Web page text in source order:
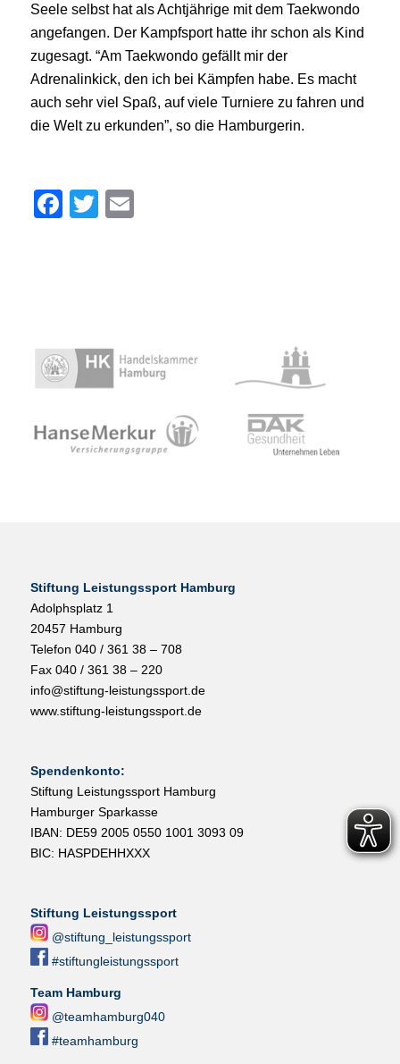
Seele selbst hat als Achtjährige mit dem Taekwondo
angefangen. Der Kampfsport hatte ihr schon als Kind
zugesagt. “Am Taekwondo gefällt mir der
Adrenalinkick, den ich bei Kämpfen habe. Es macht
auch sehr viel Spaß, auf viele Turniere zu fahren und
die Welt zu erkunden”, so die Hamburgerin.
Facebook
Twitter
Stiftung Leistungssport Hamburg
Adolphsplatz 1
20457 Hamburg
Telefon 040 / 361 38 – 708
Fax 040 / 361 38 – 220
info@stiftung-leistungssport.de
www.stiftung-leistungssport.de
Spendenkonto:
Stiftung Leistungssport Hamburg
Hamburger Sparkasse
IBAN: DE59 2005 0550 1001 3093 09
BIC: HASPDEHHXXX
Stiftung Leistungssport
@stiftung_leistungssport
#stiftungleistungssport
Team Hamburg
@teamhamburg040
#teamhamburg